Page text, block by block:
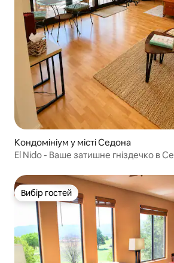
Кондомініум у місті Седона
El Nido - Ваше затишне гніздечко в
Вибір гостей
Вибір гостей